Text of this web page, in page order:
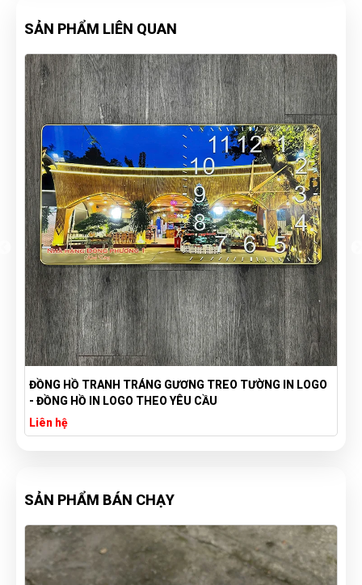
SẢN PHẨM LIÊN QUAN
ĐỒNG HỒ TRANH TRÁNG GƯƠNG TREO TƯỜNG IN LOGO
- ĐỒNG HỒ IN LOGO THEO YÊU CẦU
Liên hệ
SẢN PHẨM BÁN CHẠY